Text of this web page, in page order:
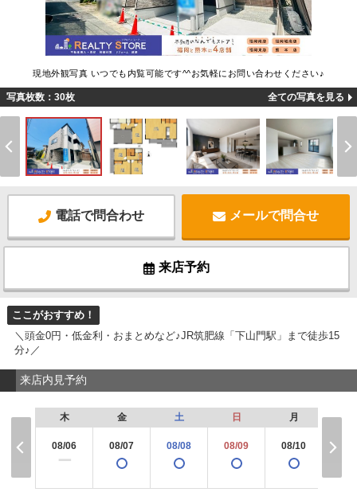
現地外観写真 いつでも内覧可能です^^お気軽にお問い合わせください♪
写真枚数：30枚 全ての写真を見る
電話で問合わせ メールで問合せ
来店予約
ここがおすすめ！
＼頭金0円・低金利・おまとめなど♪JR筑肥線「下山門駅」まで徒歩15
分♪／
来店内見予約
木
08/06
ー
金
08/07
土
08/08
日
08/09
月
08/10